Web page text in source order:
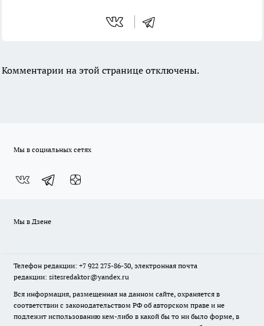
Комментарии на этой странице отключены.
Мы в социальных сетях
Мы в Дзене
Телефон редакции: +7 922 275-86-30, электронная почта
редакции: sitesredaktor@yandex.ru
Вся информация, размещенная на данном сайте, охраняется в
соответствии с законодательством РФ об авторском праве и не
подлежит использованию кем-либо в какой бы то ни было форме, в